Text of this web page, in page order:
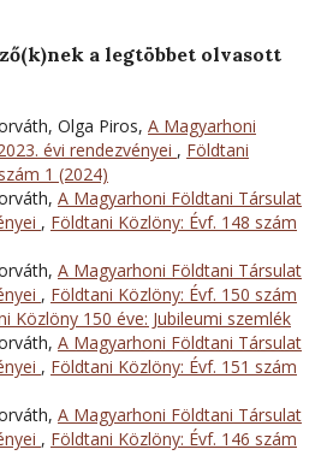
a legtöbbet olvasott
Olga Piros, A Magyarhoni
évi rendezvényei , Földtani
1 (2024)
A Magyarhoni Földtani Társulat
, Földtani Közlöny: Évf. 148 szám
A Magyarhoni Földtani Társulat
, Földtani Közlöny: Évf. 150 szám
Közlöny 150 éve: Jubileumi szemlék
A Magyarhoni Földtani Társulat
, Földtani Közlöny: Évf. 151 szám
A Magyarhoni Földtani Társulat
, Földtani Közlöny: Évf. 146 szám